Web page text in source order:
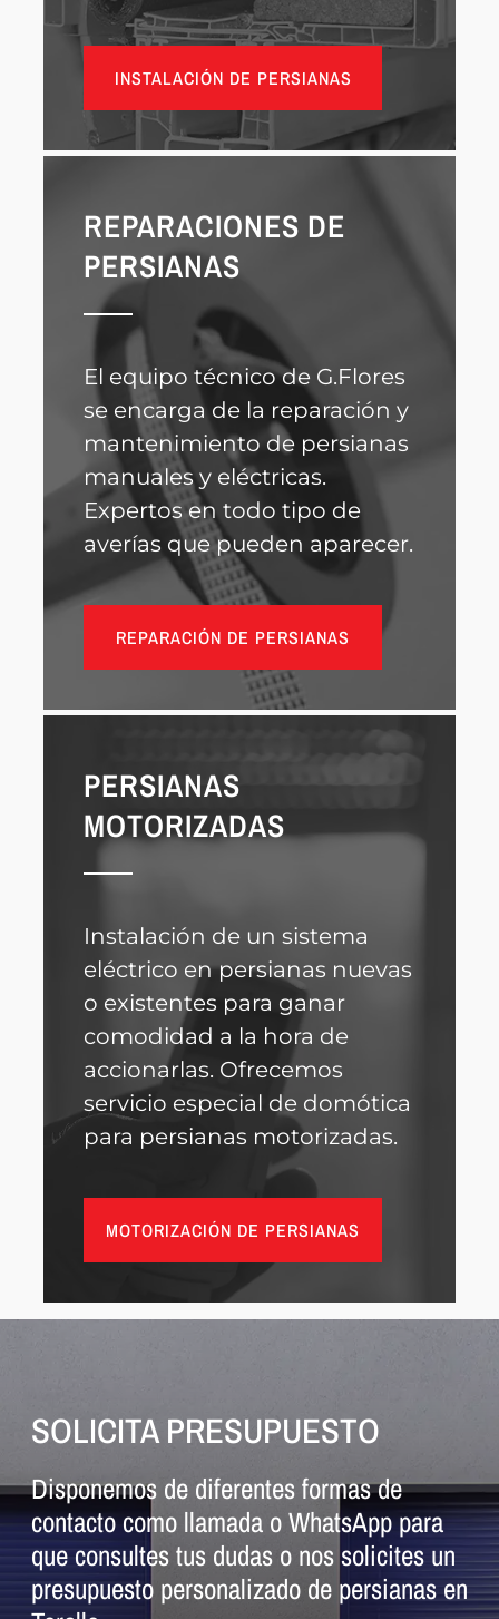
INSTALACIÓN DE PERSIANAS
REPARACIONES DE
PERSIANAS
El equipo técnico de G.Flores
se encarga de la reparación y
mantenimiento de persianas
manuales y eléctricas.
Expertos en todo tipo de
averías que pueden aparecer.
REPARACIÓN DE PERSIANAS
PERSIANAS
MOTORIZADAS
Instalación de un sistema
eléctrico en persianas nuevas
o existentes para ganar
comodidad a la hora de
accionarlas. Ofrecemos
servicio especial de domótica
para persianas motorizadas.
MOTORIZACIÓN DE PERSIANAS
SOLICITA PRESUPUESTO
Disponemos de diferentes formas de
contacto como llamada o WhatsApp para
que consultes tus dudas o nos solicites un
presupuesto personalizado de persianas en